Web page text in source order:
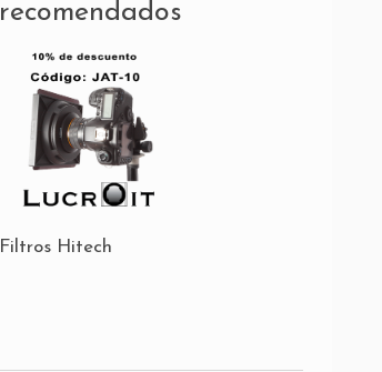
recomendados
Filtros Hitech